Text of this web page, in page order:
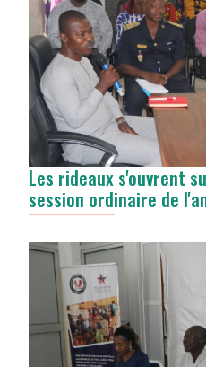
Les rideaux s'ouvrent
session ordinaire de